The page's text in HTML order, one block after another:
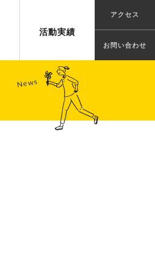
活動実績
アクセス
お問い合わせ